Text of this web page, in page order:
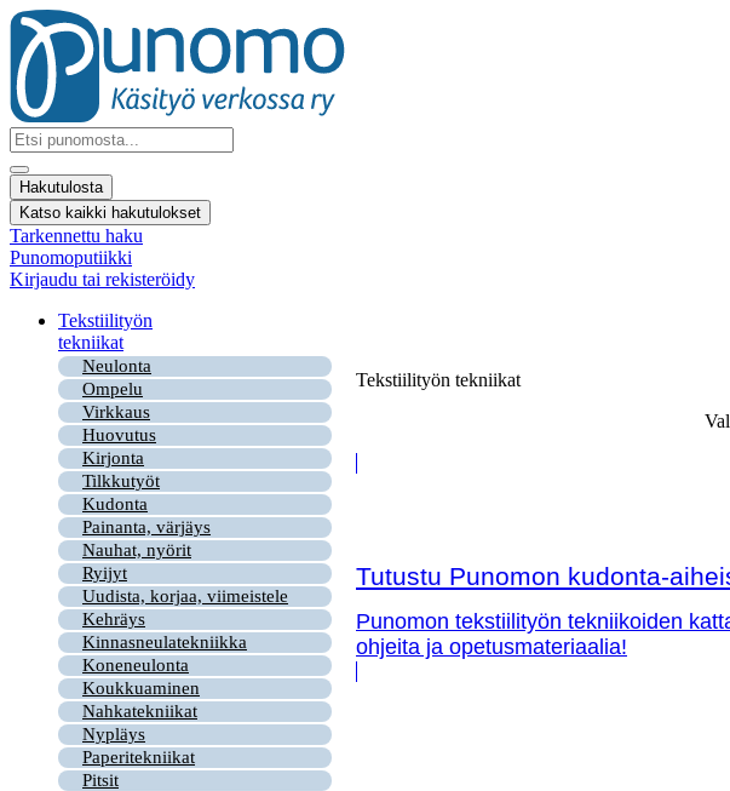
Mene
sisältöön
Search
...
Hakutulosta
Katso kaikki hakutulokset
Tarkennettu haku
Punomoputiikki
Kirjaudu tai rekisteröidy
Tekstiilityön
tekniikat
Neulonta
Ompelu
Virkkaus
Huovutus
Kirjonta
Tilkkutyöt
Kudonta
Painanta, värjäys
Nauhat, nyörit
Ryijyt
Uudista, korjaa, viimeistele
Kehräys
Kinnasneulatekniikka
Koneneulonta
Koukkuaminen
Nahkatekniikat
Nypläys
Paperitekniikat
Pitsit
Tekstiilityön tekniikat
Tutustu Punomon kudonta-
Punomon tekstiilityön tekniikoiden
ohjeita ja opetusmateriaalia!